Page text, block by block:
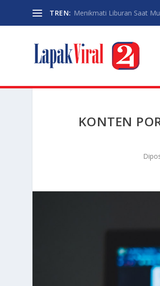
TREN: Menikmati Liburan Saat
KONTEN